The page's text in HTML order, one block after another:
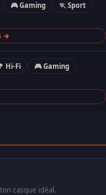
🎮 Gaming
🏃 Sport
→
Hi-Fi
🎮 Gaming
casque idéal.